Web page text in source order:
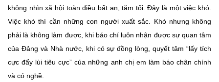
không nhìn xã hội toàn điều bất an, tăm tối. Đây là một việc khó.
Việc khó thì cần những con người xuất sắc. Khó nhưng không
phải là không làm được, khi báo chí luôn nhận được sự quan tâm
của Đảng và Nhà nước, khi có sự đồng lòng, quyết tâm “lấy tích
cực đẩy lùi tiêu cực” của những anh chị em làm báo chân chính
và có nghề.